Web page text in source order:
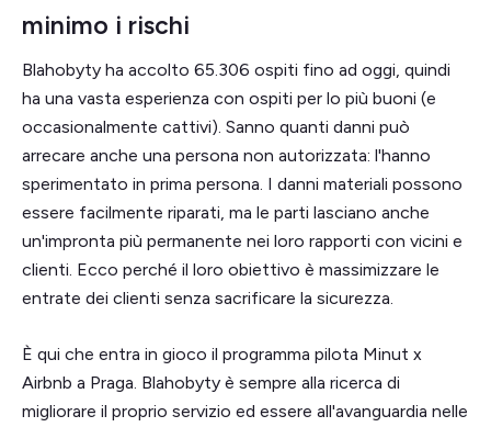
minimo i rischi
Blahobyty ha accolto 65.306 ospiti fino ad oggi, quindi
ha una vasta esperienza con ospiti per lo più buoni (e
occasionalmente cattivi). Sanno quanti danni può
arrecare anche una persona non autorizzata: l'hanno
sperimentato in prima persona. I danni materiali possono
essere facilmente riparati, ma le parti lasciano anche
un'impronta più permanente nei loro rapporti con vicini e
clienti. Ecco perché il loro obiettivo è massimizzare le
entrate dei clienti senza sacrificare la sicurezza.
È qui che entra in gioco il programma pilota Minut x
Airbnb a Praga. Blahobyty è sempre alla ricerca di
migliorare il proprio servizio ed essere all'avanguardia nelle